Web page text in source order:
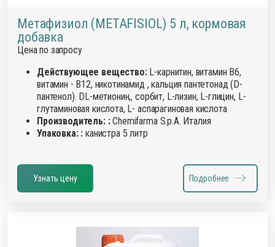
Метафизиол (METAFISIOL) 5 л, кормовая
добавка
Цена по запросу
Действующее вещество:L-карнитин, витамин В6,
витамин - В12, никотинамид , кальция пантетонад (D-
пантенол). DL-метионин,, сорбит, L-лизин, L-глицин, L-
глутаминовая кислота, L- аспарагиновая кислота
Производитель: :Chemifarma S.p.A. Италия
Упаковка: : канистра 5 литр
Узнать цену Подробнее